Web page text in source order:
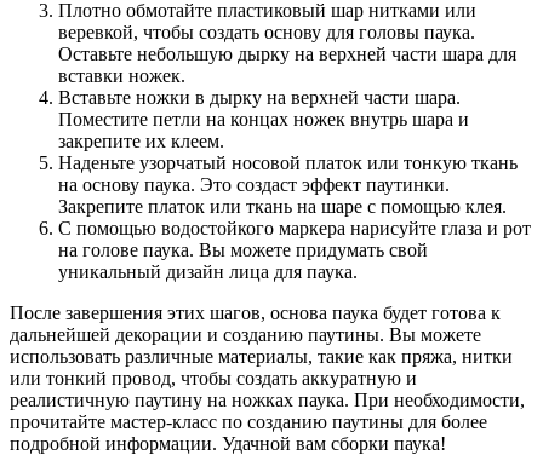
Плотно обмотайте пластиковый шар нитками или
веревкой, чтобы создать основу для головы паука.
Оставьте небольшую дырку на верхней части шара для
вставки ножек.
Вставьте ножки в дырку на верхней части шара.
Поместите петли на концах ножек внутрь шара и
закрепите их клеем.
Наденьте узорчатый носовой платок или тонкую ткань
на основу паука. Это создаст эффект паутинки.
Закрепите платок или ткань на шаре с помощью клея.
С помощью водостойкого маркера нарисуйте глаза и рот
на голове паука. Вы можете придумать свой
уникальный дизайн лица для паука.
После завершения этих шагов, основа паука будет готова к
дальнейшей декорации и созданию паутины. Вы можете
использовать различные материалы, такие как пряжа, нитки
или тонкий провод, чтобы создать аккуратную и
реалистичную паутину на ножках паука. При необходимости,
прочитайте мастер-класс по созданию паутины для более
подробной информации. Удачной вам сборки паука!